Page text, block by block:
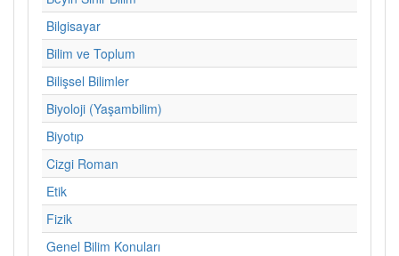
Bilgisayar
Bilim ve Toplum
Bilişsel Bilimler
Biyoloji (Yaşambilim)
Biyotıp
Cizgi Roman
Etik
Fizik
Genel Bilim Konuları